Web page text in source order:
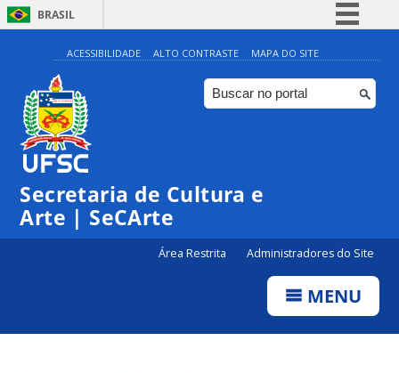
BRASIL
Simplifique!
Comunica BR
Participe
ACESSIBILIDADE ALTO CONTRASTE MAPA DO SITE
Secretaria de Cultura e
Arte | SeCArte
Área Restrita Administradores do Site
MENU
0:00
1:00